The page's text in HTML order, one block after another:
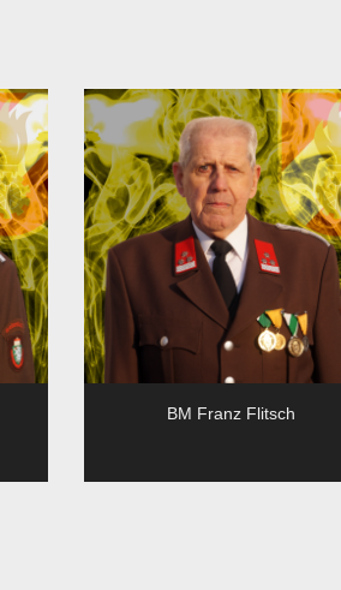
BM Franz Flitsch